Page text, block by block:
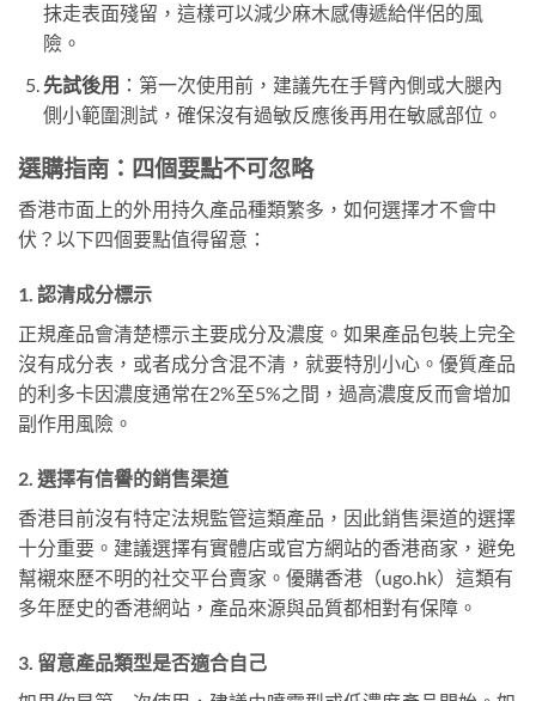
抹走表面殘留，這樣可以減少麻木感傳遞給伴侶的風
險。
先試後用 ：第一次使用前，建議先在手臂內側或大腿內
側小範圍測試，確保沒有過敏反應後再用在敏感部位。
選購指南：四個要點不可忽略
香港市面上的外用持久產品種類繁多，如何選擇才不會中
伏？以下四個要點值得留意：
1. 認清成分標示
正規產品會清楚標示主要成分及濃度。如果產品包裝上完全
沒有成分表，或者成分含混不清，就要特別小心。優質產品
的利多卡因濃度通常在2%至5%之間，過高濃度反而會增加
副作用風險。
2. 選擇有信譽的銷售渠道
香港目前沒有特定法規監管這類產品，因此銷售渠道的選擇
十分重要。建議選擇有實體店或官方網站的香港商家，避免
幫襯來歷不明的社交平台賣家。優購香港（ugo.hk）這類有
多年歷史的香港網站，產品來源與品質都相對有保障。
3. 留意產品類型是否適合自己